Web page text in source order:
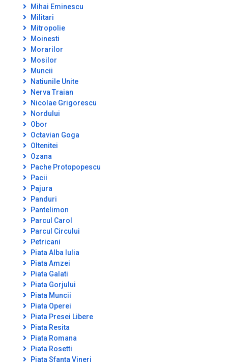
Mihai Eminescu
Militari
Mitropolie
Moinesti
Morarilor
Mosilor
Muncii
Natiunile Unite
Nerva Traian
Nicolae Grigorescu
Nordului
Obor
Octavian Goga
Oltenitei
Ozana
Pache Protopopescu
Pacii
Pajura
Panduri
Pantelimon
Parcul Carol
Parcul Circului
Petricani
Piata Alba Iulia
Piata Amzei
Piata Galati
Piata Gorjului
Piata Muncii
Piata Operei
Piata Presei Libere
Piata Resita
Piata Romana
Piata Rosetti
Piata Sfanta Vineri